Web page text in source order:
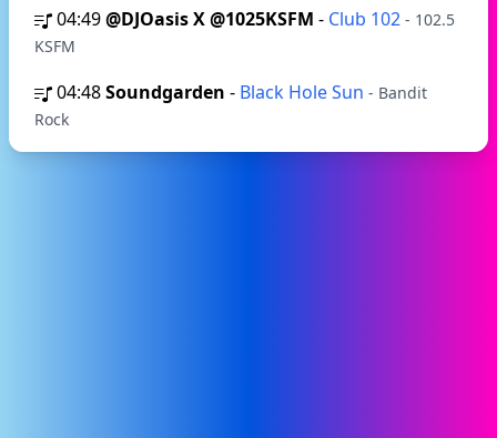
04:49@DJOasis X @1025KSFM - Club 102 - 102.5
KSFM
04:48Soundgarden - Black Hole Sun - Bandit
Rock